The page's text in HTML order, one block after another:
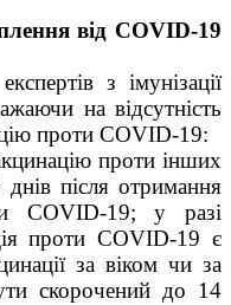
від COVID-19
з імунізації
на відсутність
проти COVID-19:
проти інших
після отримання
COVID-19; у разі
проти COVID-19 є
за віком чи за
скорочений до 14